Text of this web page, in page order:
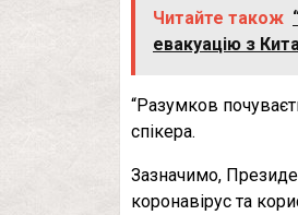
Читайте також
евакуацію з
“Разумков
спікера.
Зазначимо,
коронавірус та